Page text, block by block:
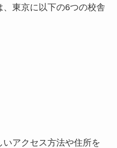
、東京に以下の6つの校舎
アクセス方法や住所を